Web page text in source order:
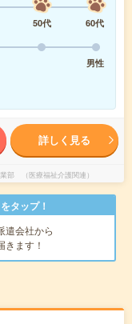
50代
60代
男性
詳しく見る
部 （医療福祉介護関連）
タップ！
遣会社から
きます！